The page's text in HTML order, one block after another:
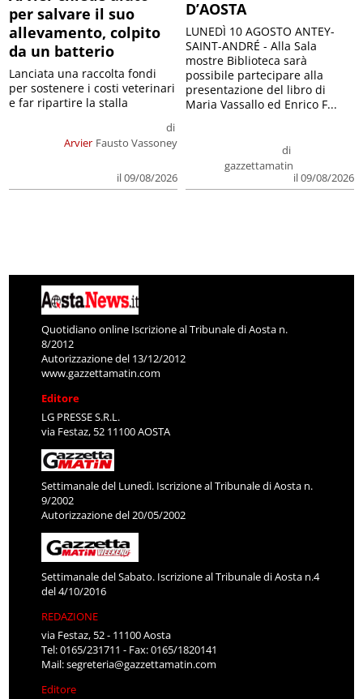
per salvare il suo
allevamento, colpito
da un batterio
Arvier
di
Fausto Vassoney
il 09/08/2026
Lanciata una raccolta fondi
per sostenere i costi veterinari
e far ripartire la stalla
D’AOSTA
di
gazzettamatin
il 09/08/2026
LUNEDÌ 10 AGOSTO ANTEY-
SAINT-ANDRÉ - Alla Sala
mostre Biblioteca sarà
possibile partecipare alla
presentazione del libro di
Maria Vassallo ed Enrico F...
Quotidiano online Iscrizione al Tribunale di Aosta n.
8/2012
Autorizzazione del 13/12/2012
www.gazzettamatin.com
Editore
LG PRESSE S.R.L.
via Festaz, 52 11100 AOSTA
Settimanale del Lunedì. Iscrizione al Tribunale di Aosta n.
9/2002
Autorizzazione del 20/05/2002
Settimanale del Sabato. Iscrizione al Tribunale di Aosta n.4
del 4/10/2016
REDAZIONE
via Festaz, 52 - 11100 Aosta
Tel: 0165/231711 - Fax: 0165/1820141
Mail:segreteria@gazzettamatin.com
Editore